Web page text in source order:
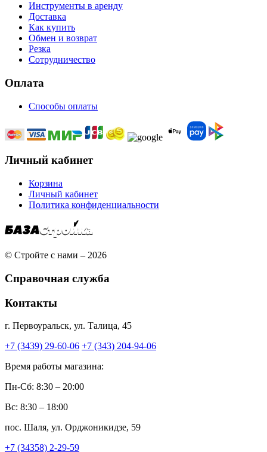
Инструменты в аренду
Доставка
Как купить
Обмен и возврат
Резка
Сотрудничество
Оплата
Способы оплаты
Личный кабинет
Корзина
Личный кабинет
Политика конфиденциальности
© Стройте с нами – 2026
Справочная служба
Контакты
г. Первоуральск, ул. Талица, 45
+7 (3439) 29-60-06 +7 (343) 204-94-06
Время работы магазина:
Пн-Сб: 8:30 – 20:00
Вс: 8:30 – 18:00
пос. Шаля, ул. Орджоникидзе, 59
+7 (34358) 2-29-59